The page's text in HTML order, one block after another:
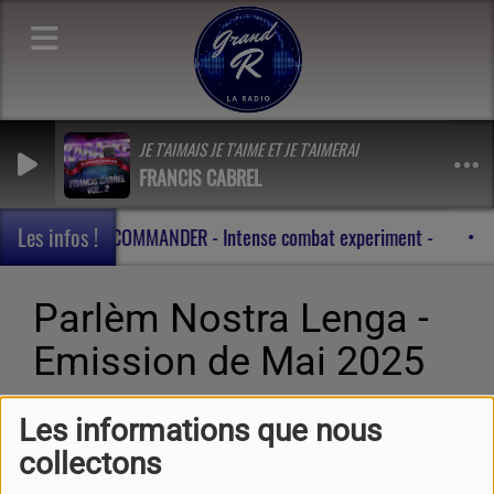
Les informations que nous
collectons
JE T'AIMAIS JE T'AIME ET JE T'AIMERAI
FRANCIS CABREL
Les infos !
BADASS COMMANDER - Intense combat experiment -
Parlèm Nostra Lenga -
Emission de Mai 2025